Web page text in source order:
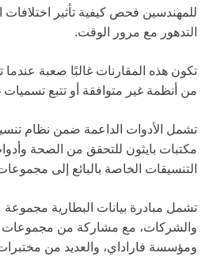
للمهندسين فحص كيفية تأثير
التدهور مع مرور الوقت.
تكون هذه المقارنات غالبًا صعبة عندما
من أنظمة غير متوافقة أو تتبع
تشمل الأدوات الداعمة ضمن نظام
مكتبات بايثون للتحقق من الصحة
التنسيقات الخاصة بالبائع إلى
تشمل مبادرة بيانات البطارية
ومؤسسة فاراداي، والعديد من